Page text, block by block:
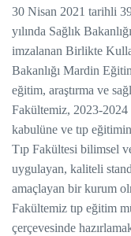
30 Nisan 2021 tarihli
yılında Sağlık
imzalanan Birlikte
Bakanlığı Mardin
eğitim, araştırma ve
Fakültemiz, 2023-2024
kabulüne ve tıp
Tıp Fakültesi bilimsel
uygulayan, kaliteli
amaçlayan bir kurum
Fakültemiz tıp eğitim
çerçevesinde